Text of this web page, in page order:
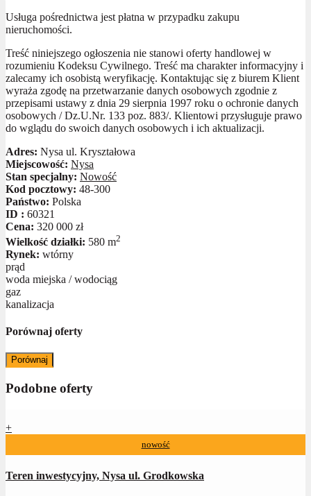
Usługa pośrednictwa jest płatna w przypadku zakupu
nieruchomości.
Treść niniejszego ogłoszenia nie stanowi oferty handlowej w
rozumieniu Kodeksu Cywilnego. Treść ma charakter informacyjny i
zalecamy ich osobistą weryfikację. Kontaktując się z biurem Klient
wyraża zgodę na przetwarzanie danych osobowych zgodnie z
przepisami ustawy z dnia 29 sierpnia 1997 roku o ochronie danych
osobowych / Dz.U.Nr. 133 poz. 883/. Klientowi przysługuje prawo
do wglądu do swoich danych osobowych i ich aktualizacji.
Adres: Nysa ul. Kryształowa
Miejscowość: Nysa
Stan specjalny: Nowość
Kod pocztowy: 48-300
Państwo: Polska
ID : 60321
Cena: 320 000 zł
Wielkość działki: 580 m2
Rynek: wtórny
prąd
woda miejska / wodociąg
gaz
kanalizacja
Porównaj oferty
Porównaj
Podobne oferty
+
nowość
Teren inwestycyjny, Nysa ul. Grodkowska